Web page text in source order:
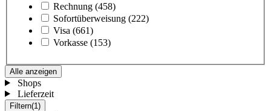
Rechnung (458)
Sofortüberweisung (222)
Visa (661)
Vorkasse (153)
Alle anzeigen
Shops
Lieferzeit
Filtern(1)